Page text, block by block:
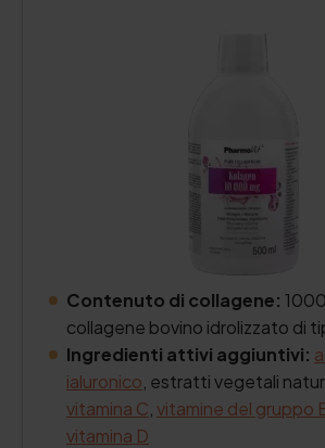
Contenuto di collagene:
collagene bovino idrolizzato di
Ingredienti attivi aggiuntivi:
ialuronico , estratti vegetali
vitamina C vitamine del gruppo
vitamina D